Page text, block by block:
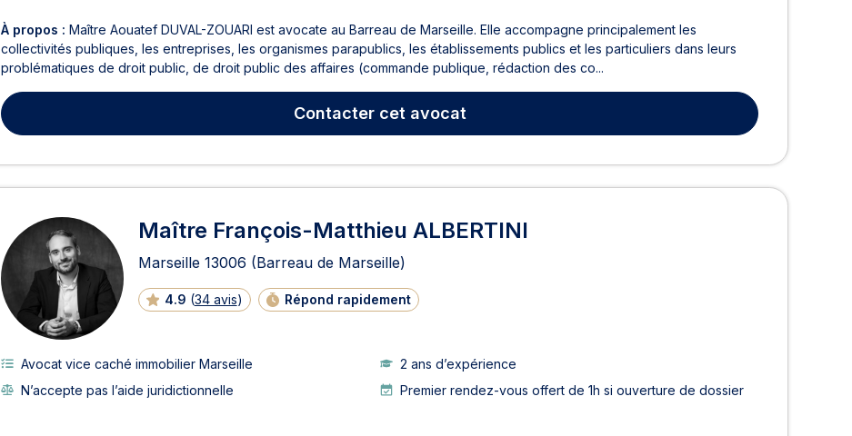
À propos : Maître Aouatef DUVAL-ZOUARI est avocate au Barreau de Marseille. Elle accompagne principalement les
collectivités publiques, les entreprises, les organismes parapublics, les établissements publics et les particuliers dans leurs
problématiques de droit public, de droit public des affaires (commande publique, rédaction des co...
Contactercet avocat
Maître François-Matthieu ALBERTINI
Marseille 13006 (Barreau de Marseille)
4.9 (34 avis) Répond rapidement
Avocat vice caché immobilier Marseille
2 ans d’expérience
N’accepte pas l’aide juridictionnelle
Premier rendez-vous offert de 1h si ouverture de dossier